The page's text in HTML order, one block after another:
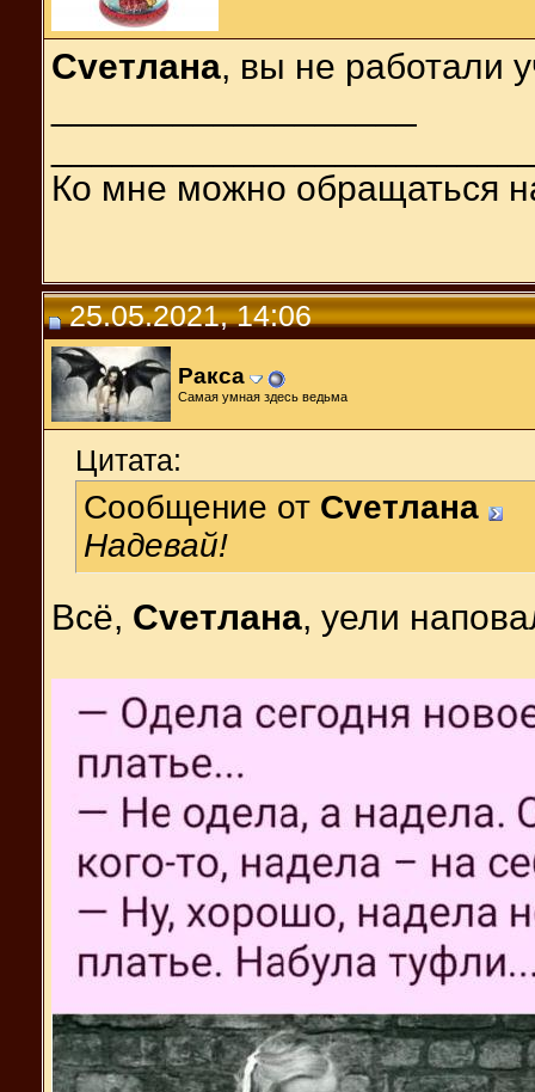
Cveтлана, вы не работали
Ко мне можно обращаться
25.05.2021, 14:06
Ракса
Самая умная здесь ведьма
Цитата:
Сообщение от Cveтлана
Надевай!
Всё, Cveтлана, уели